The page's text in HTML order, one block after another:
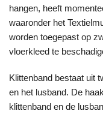
hangen, heeft
waaronder het
worden toegepast op
vloerkleed te
Klittenband bestaat uit
en het lusband. De
klittenband en de